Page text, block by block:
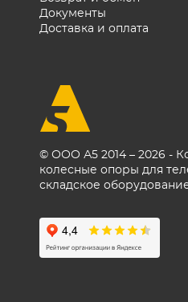
крепёж
замене
© ООО А5 2014 – 2026 -
колесные опоры для
складское
Документы
Доставка и оплата